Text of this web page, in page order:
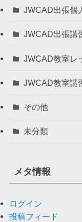
JWCAD出張個
JWCAD出張講
JWCAD教室レ
JWCAD教室講
その他
未分類
メタ情報
ログイン
投稿フィード